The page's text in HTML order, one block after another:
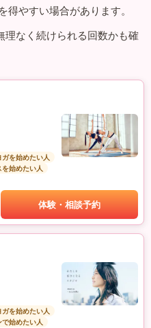
を得やすい場合があります。
理なく続けられる回数かも確
ガを始めたい人
始めたい人
体験・相談予約
ガを始めたい人
始めたい人